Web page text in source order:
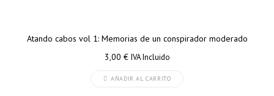
Atando cabos vol 1: Memorias de un conspirador moderado
3,00 € IVA Incluido
AÑADIR AL CARRITO